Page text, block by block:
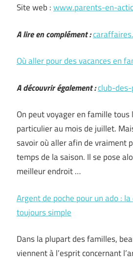
Site web :www.parents-en-
A lire en complément :
Où aller pour des vacances en
A découvrir également :club-
On peut voyager en famille tous
particulier au mois de juillet.
savoir où aller afin de vraiment
temps de la saison. Il se pose
meilleur endroit …
Argent de poche pour un ado :
toujours simple
Dans la plupart des familles,
viennent à l’esprit concernant